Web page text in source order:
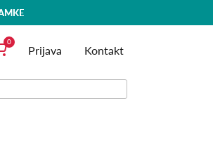
0
Prijava Kontakt